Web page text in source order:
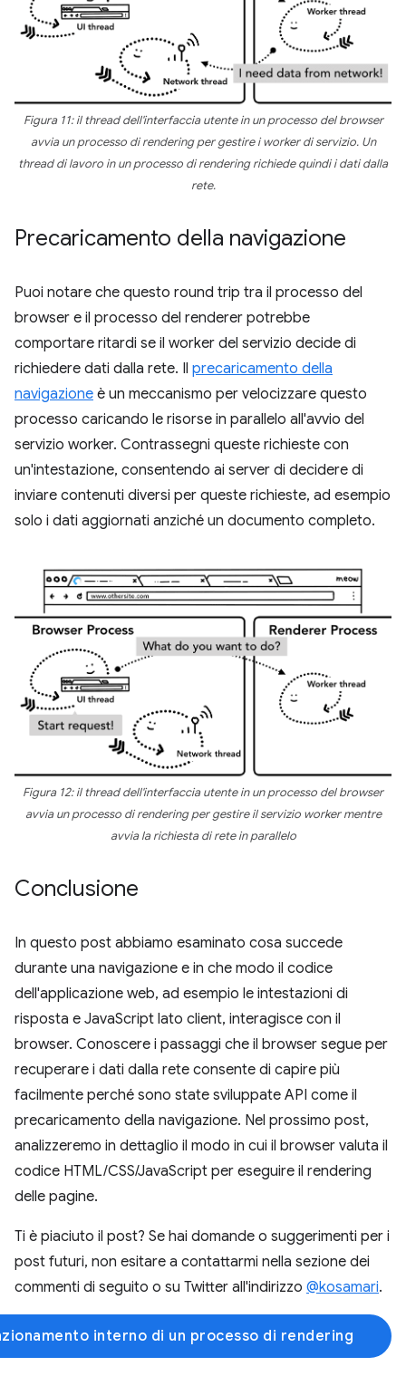
Figura 11: il thread dell'interfaccia utente in un processo del browser
avvia un processo di rendering per gestire i worker di servizio. Un
thread di lavoro in un processo di rendering richiede quindi i dati dalla
rete.
Precaricamento della navigazione
Puoi notare che questo round trip tra il processo del
browser e il processo del renderer potrebbe
comportare ritardi se il worker del servizio decide di
richiedere dati dalla rete. Il precaricamento della
navigazione è un meccanismo per velocizzare questo
processo caricando le risorse in parallelo all'avvio del
servizio worker. Contrassegni queste richieste con
un'intestazione, consentendo ai server di decidere di
inviare contenuti diversi per queste richieste, ad esempio
solo i dati aggiornati anziché un documento completo.
Figura 12: il thread dell'interfaccia utente in un processo del browser
avvia un processo di rendering per gestire il servizio worker mentre
avvia la richiesta di rete in parallelo
Conclusione
In questo post abbiamo esaminato cosa succede
durante una navigazione e in che modo il codice
dell'applicazione web, ad esempio le intestazioni di
risposta e JavaScript lato client, interagisce con il
browser. Conoscere i passaggi che il browser segue per
recuperare i dati dalla rete consente di capire più
facilmente perché sono state sviluppate API come il
precaricamento della navigazione. Nel prossimo post,
analizzeremo in dettaglio il modo in cui il browser valuta il
codice HTML/CSS/JavaScript per eseguire il rendering
delle pagine.
Ti è piaciuto il post? Se hai domande o suggerimenti per i
post futuri, non esitare a contattarmi nella sezione dei
commenti di seguito o su Twitter all'indirizzo @kosamari.
interno di un processo di rendering